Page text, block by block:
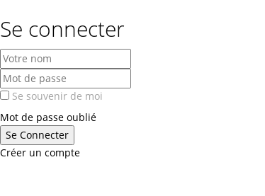
Se connecter
Se souvenir de moi
Mot de passe oublié
Créer un compte